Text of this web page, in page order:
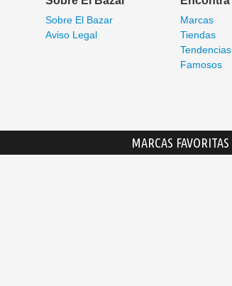
Sobre El Bazar
Aviso Legal
Marcas
Tiendas
Tendencias
Famosos
MARCAS FAVORITAS